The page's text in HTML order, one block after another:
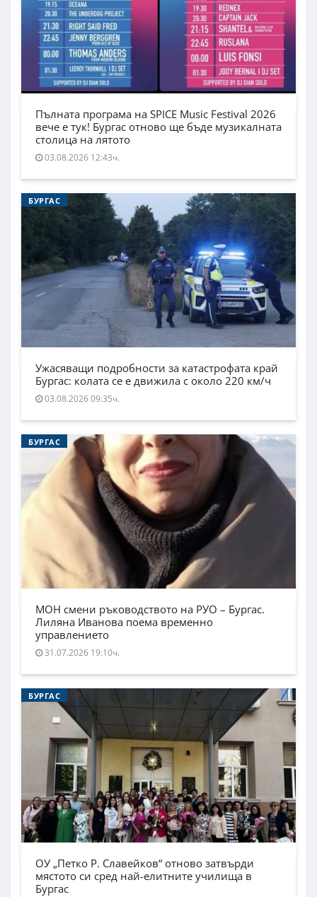
Пълната програма на SPICE Music Festival 2026
вече е тук! Бургас отново ще бъде музикалната
столица на лятото
03.08.2026 12:43ч.
БУРГАС
Ужасяващи подробности за катастрофата край
Бургас: колата се е движила с около 220 км/ч
03.08.2026 09:35ч.
БУРГАС
МОН смени ръководството на РУО – Бургас.
Лиляна Иванова поема временно
управлението
31.07.2026 19:10ч.
БУРГАС
ОУ „Петко Р. Славейков“ отново затвърди
мястото си сред най-елитните училища в
Бургас